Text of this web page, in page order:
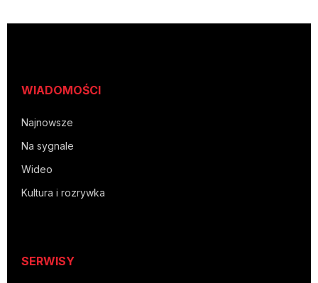
WIADOMOŚCI
Najnowsze
Na sygnale
Wideo
Kultura i rozrywka
SERWISY